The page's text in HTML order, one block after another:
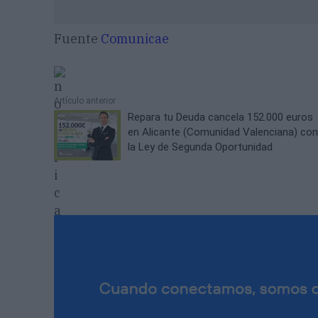
Fuente Comunicae
Artículo anterior
Repara tu Deuda cancela 152.000 euros
en Alicante (Comunidad Valenciana) con
la Ley de Segunda Oportunidad